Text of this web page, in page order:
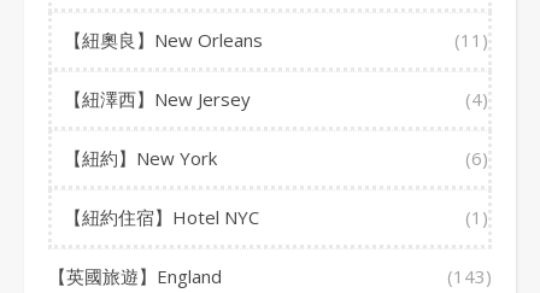
【紐奧良】New Orleans (11)
【紐澤西】New Jersey (4)
【紐約】New York (6)
【紐約住宿】Hotel NYC (1)
【英國旅遊】England (143)